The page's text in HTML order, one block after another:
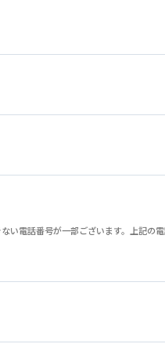
い電話番号が一部ございます。上記